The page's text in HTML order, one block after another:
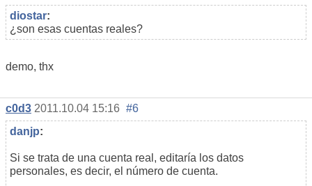
diostar:
¿son esas cuentas reales?
demo, thx
c0d3 2011.10.04 15:16 #6
danjp:
Si se trata de una cuenta real, editaría los datos
personales, es decir, el número de cuenta.